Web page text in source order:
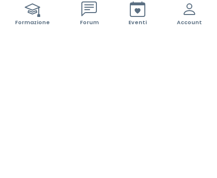
Formazione Forum Eventici sono 42 nuovi
Account
Fai una domanda